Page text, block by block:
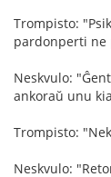
Trompisto:
pardonperti ne
Neskvulo:
ankoraŭ unu
Trompisto:
Neskvulo: